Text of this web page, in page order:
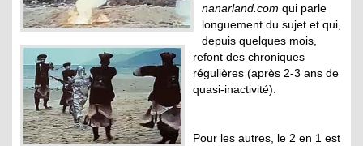
nanarland.com qui parle
longuement du sujet et qui,
depuis quelques mois,
refont des chroniques
régulières (après 2-3 ans de
quasi-inactivité).
Pour les autres, le 2 en 1 est